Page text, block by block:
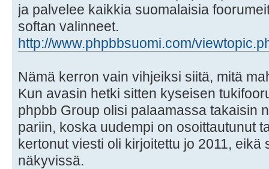
ja palvelee kaikkia suomalaisia
softan valinneet.
http://www.phpbbsuomi.com/
Nämä kerron vain vihjeiksi siitä, mitä
Kun avasin hetki sitten kyseisen
phpbb Group olisi palaamassa takaisin
pariin, koska uudempi on osoittautunut
kertonut viesti oli kirjoitettu jo 2011, eikä
näkyvissä.